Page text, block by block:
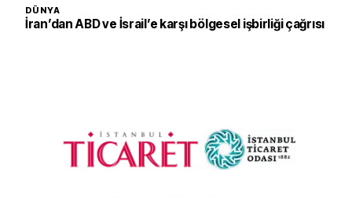
DÜNYA
İran’dan ABD ve İsrail’e karşı bölgesel işbirliği çağrısı